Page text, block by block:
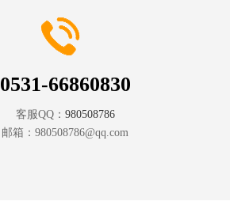
0531-66860830
客服QQ： 980508786
邮箱： 980508786@qq.com